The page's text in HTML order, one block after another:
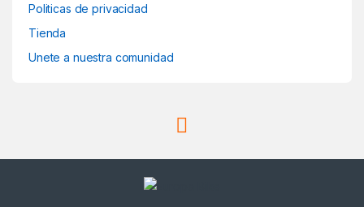
Politicas de privacidad
Tienda
Unete a nuestra comunidad